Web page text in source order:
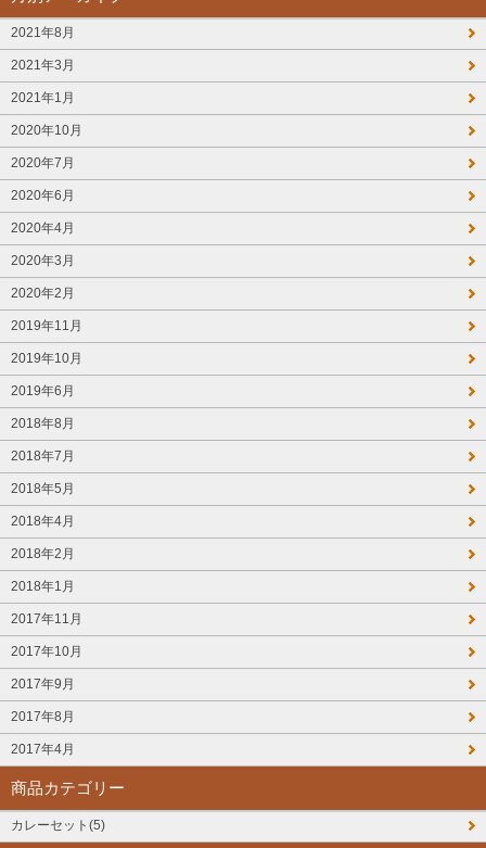
2021年8月
2021年3月
2021年1月
2020年10月
2020年7月
2020年6月
2020年4月
2020年3月
2020年2月
2019年11月
2019年10月
2019年6月
2018年8月
2018年7月
2018年5月
2018年4月
2018年2月
2018年1月
2017年11月
2017年10月
2017年9月
2017年8月
2017年4月
商品カテゴリー
カレーセット(5)